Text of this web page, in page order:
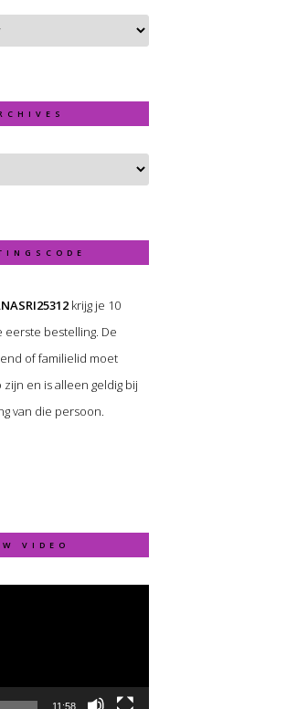
krijg je 10
bestelling. De
of familielid moet
en is alleen geldig bij
van die persoon.
VIDEO
11:58